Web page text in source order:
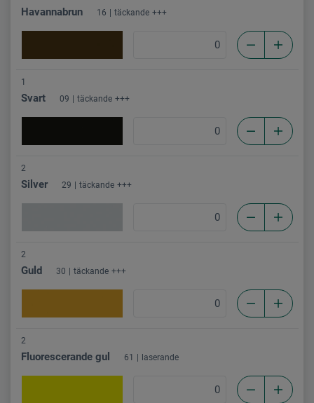
Havannabrun 16 täckande +++
1
Svart 09 täckande +++
2
Silver 29 täckande +++
2
Guld 30 täckande +++
2
Fluorescerande gul 61 laserande